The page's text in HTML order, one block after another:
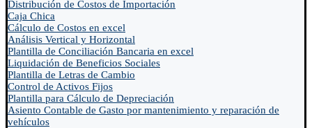
Distribución de Costos de Importación
Caja Chica
Cálculo de Costos en excel
Análisis Vertical y Horizontal
Plantilla de Conciliación Bancaria en excel
Liquidación de Beneficios Sociales
Plantilla de Letras de Cambio
Control de Activos Fijos
Plantilla para Cálculo de Depreciación
Asiento Contable de Gasto por mantenimiento y reparación de
vehículos